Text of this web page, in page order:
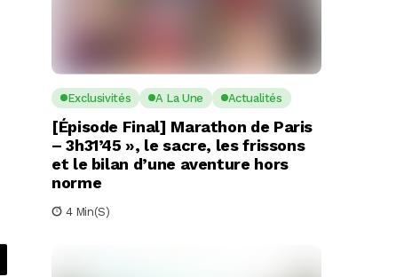
Exclusivités A La Une Actualités
[Épisode Final] Marathon de Paris
– 3h31’45 », le sacre, les frissons
et le bilan d’une aventure hors
norme
4 Min(s)